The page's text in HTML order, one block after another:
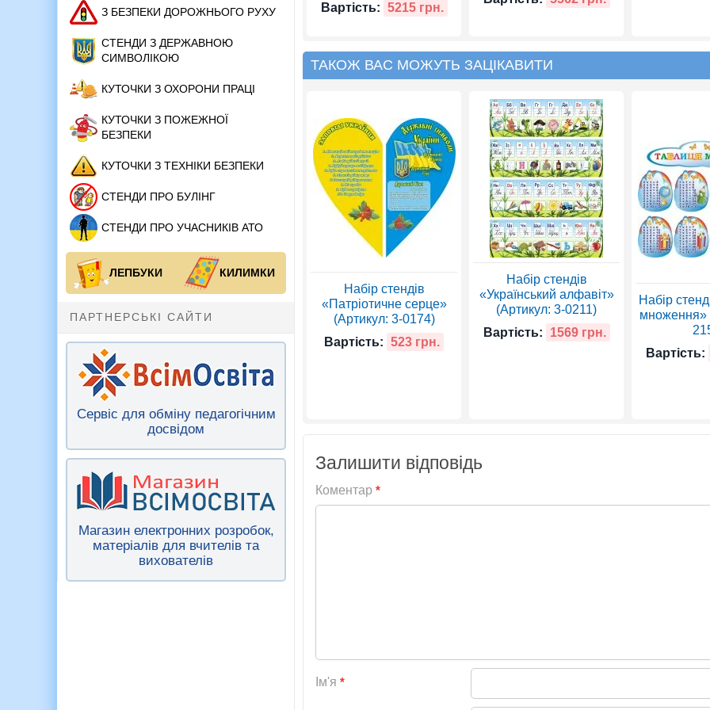
З БЕЗПЕКИ ДОРОЖНЬОГО РУХУ
СТЕНДИ З ДЕРЖАВНОЮ
СИМВОЛІКОЮ
КУТОЧКИ З ОХОРОНИ ПРАЦІ
КУТОЧКИ З ПОЖЕЖНОЇ
БЕЗПЕКИ
КУТОЧКИ З ТЕХНІКИ БЕЗПЕКИ
СТЕНДИ ПРО БУЛІНГ
СТЕНДИ ПРО УЧАСНИКІВ АТО
ЛЕПБУКИ КИЛИМКИ
ПАРТНЕРСЬКІ САЙТИ
Сервіс для обміну педагогічним
досвідом
Магазин електронних розробок,
матеріалів для вчителів та
вихователів
Вартість: 5215 грн.
ТАКОЖ ВАС МОЖУТЬ ЗАЦІКАВИТИ
Набір стендів
«Патріотичне серце»
(Артикул: 3-0174)
Вартість: 523 грн.
Набір стендів
«Український алфавіт»
(Артикул: 3-0211)
Вартість:
1569 грн.
Набір
множення»
Вартість:
Залишити відповідь
Коментар *
Ім'я *